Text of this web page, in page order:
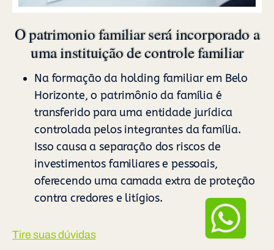
O patrimonio familiar será incorporado a
uma instituição de controle familiar
Na formação da holding familiar em Belo
Horizonte, o patrimônio da família é
transferido para uma entidade jurídica
controlada pelos integrantes da família.
Isso causa a separação dos riscos de
investimentos familiares e pessoais,
oferecendo uma camada extra de proteção
contra credores e litígios.
Tire suas dúvidas